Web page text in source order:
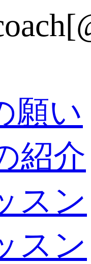
願い
紹介
スン
スン